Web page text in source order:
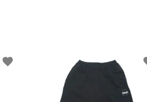
Timberland
favorite